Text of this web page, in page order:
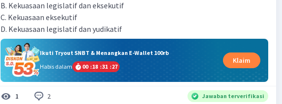
B. Kekuasaan legislatif dan eksekutif
C. Kekuasaan eksekutif
D. Kekuasaan legislatif dan yudikatif
Ikuti Tryout SNBT & Menangkan E-Wallet 100rb
Habis dalam
00 :18 :31 :27
Klaim
1 2 Jawaban terverifikasi